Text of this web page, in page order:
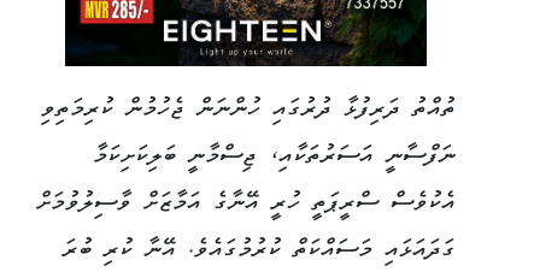
ތުއްތު ދަރިފުޅާ ދުރުގައި ހުންނަން ޖެހުމުން ކުރިމަތިވި
ނަފްސާނީ އަސަރުތަކާއި، ޖިސްމާނީ ބަލިކަށިކަމާ
އެކުވެސް ސްރީޕަތީ ހުރީ އޭނާގެ އަމާޒަށް ވާސިލުވުމަށް
ގަދައަޅައި މަސައްކަތް ކުރުމުގައެވެ. އޭނާ ކުރި ބުރަ